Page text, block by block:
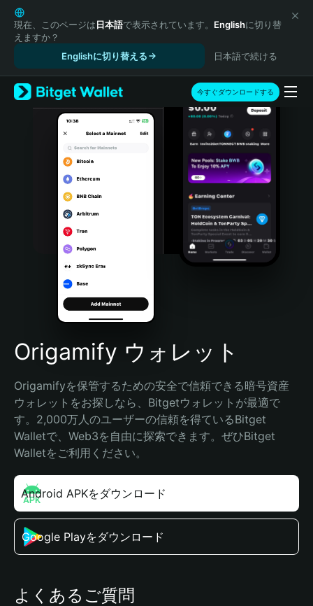
English
日本語
Tiếng Việt
Español (Latinoamérica)
Türkçe
Italiano
Português (Portugal)
Bahasa Indonesia
Português (Brasil)
Español (Argentina)
現在、このページは日本語で表示されています。 Englishに切り替
えますか？
Englishに切り替える
日本語で続ける
今すぐダウンロードする
Origamify ウォレット
Origamifyを保管するための安全で信頼できる暗号資産
ウォレットをお探しなら、Bitgetウォレットが最適で
す。2,000万人のユーザーの信頼を得ているBitget
Walletで、Web3を自由に探索できます。ぜひBitget
Walletをご利用ください。
Android APKをダウンロード
Google Playをダウンロード
よくあるご質問